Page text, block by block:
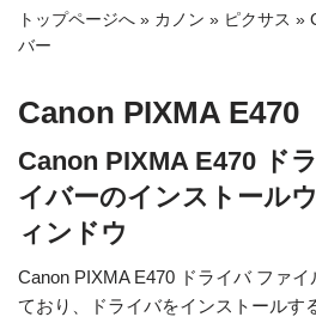
ン
ツ
ス
キ
ッ
プ
トップページへ » カノン » ピクサス »
バー
Canon PIXMA E470
Canon PIXMA E470 ドラ
イバーのインストールウ
ィンドウ
Canon PIXMA E470 ドライバ ファ
ており、ドライバをインストールす